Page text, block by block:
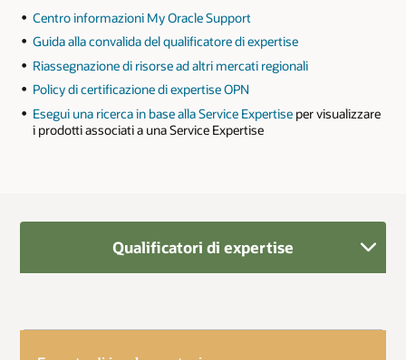
Centro informazioni My Oracle Support
Guida alla convalida del qualificatore di expertise
Riassegnazione di risorse ad altri mercati regionali
Policy di certificazione di expertise OPN
Esegui una ricerca in base alla Service Expertise per visualizzare
i prodotti associati a una Service Expertise
Qualificatori di expertise